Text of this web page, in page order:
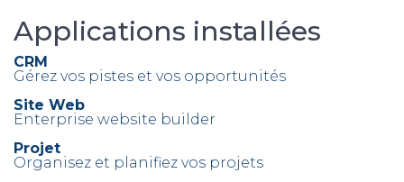
Applications installées
CRM
Gérez vos pistes et vos opportunités
Site Web
Enterprise website builder
Projet
Organisez et planifiez vos projets